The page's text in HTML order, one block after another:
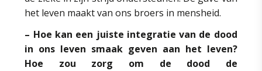
het leven maakt van ons broers in mensheid.
– Hoe kan een juiste integratie van de dood
in ons leven smaak geven aan het leven?
Hoe zou zorg om de dood de